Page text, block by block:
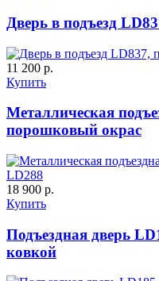
Дверь в подъезд
11 200 р.
Купить
Металлическая
порошковый окрас
LD288
18 900 р.
Купить
Подъездная дверь
ковкой